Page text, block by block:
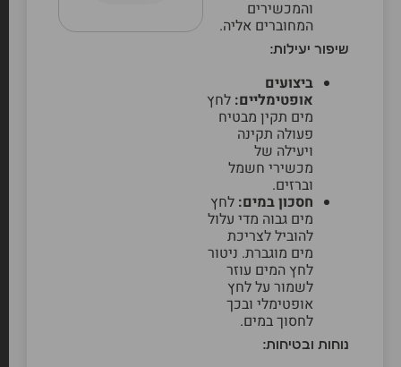
והמכשירים
המחוברים אליה.
שיפור יעילות:
ביצועים
אופטימליים: לחץ
מים תקין מבטיח
פעולה תקינה
ויעילה של
מכשירי חשמל
וברזים.
חסכון במים: לחץ
מים גבוה מדי עלול
להוביל לצריכת
מים מוגברת. ניטור
לחץ המים עוזר
לשמור על לחץ
אופטימלי ובכך
לחסוך במים.
נוחות ובטיחות: